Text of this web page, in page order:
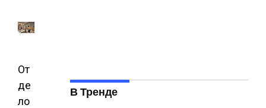
От
де
ло
В Тренде